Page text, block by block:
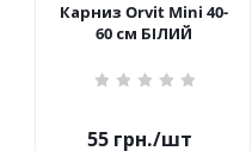
Карниз Orvit Mini 40-
60 см БІЛИЙ
55грн./шт